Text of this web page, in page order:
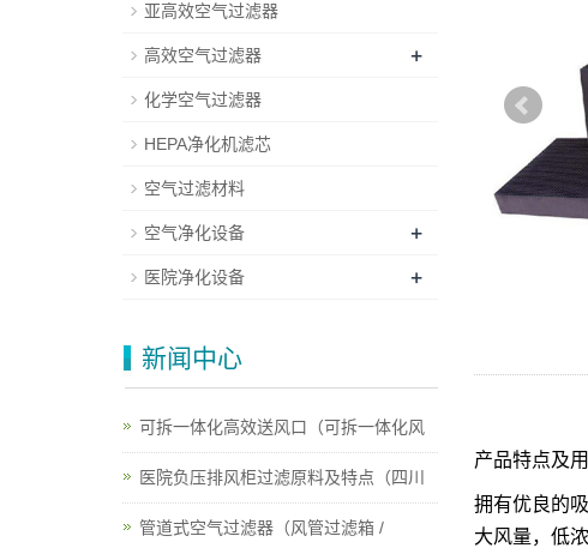
产品特点及
拥有优良的
大风量，低
亚高效空气过滤器
高效空气过滤器 +
化学空气过滤器
HEPA净化机滤芯
空气过滤材料
空气净化设备 +
医院净化设备 +
新闻中心
可拆一体化高效送风口（可拆一体化风
医院负压排风柜过滤原料及特点（四川
管道式空气过滤器（风管过滤箱 /